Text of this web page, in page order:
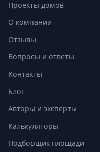
Проекты домов
О компании
Отзывы
Вопросы и ответы
Контакты
Блог
Авторы и эксперты
Калькуляторы
Подборщик площади